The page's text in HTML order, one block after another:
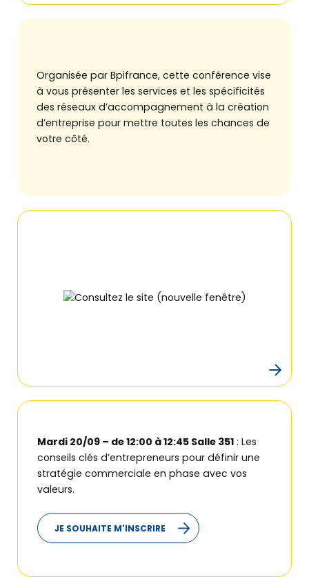
Qui sommes-nous ?
Offre de services
Les témoignages
Le DLA
Actus
agenda
Organisée par Bpifrance, cette conférence vise
à vous présenter les services et les spécificités
des réseaux d’accompagnement à la création
d’entreprise pour mettre toutes les chances de
votre côté.
Mardi 20/09 – de 12:00 à 12:45 Salle 351 : Les
conseils clés d’entrepreneurs pour définir une
stratégie commerciale en phase avec vos
valeurs.
JE SOUHAITE M'INSCRIRE